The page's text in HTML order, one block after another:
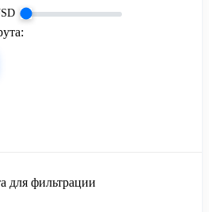
для фильтрации